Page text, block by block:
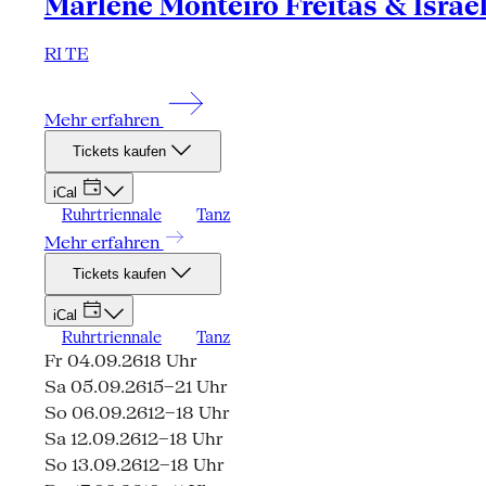
RI TE
Mehr erfahren
Tickets kaufen
iCal
Ruhrtriennale Tanz
Mehr erfahren
Tickets kaufen
iCal
Ruhrtriennale Tanz
Fr 04.09.2618 Uhr
Sa 05.09.2615–21 Uhr
So 06.09.2612–18 Uhr
Sa 12.09.2612–18 Uhr
So 13.09.2612–18 Uhr